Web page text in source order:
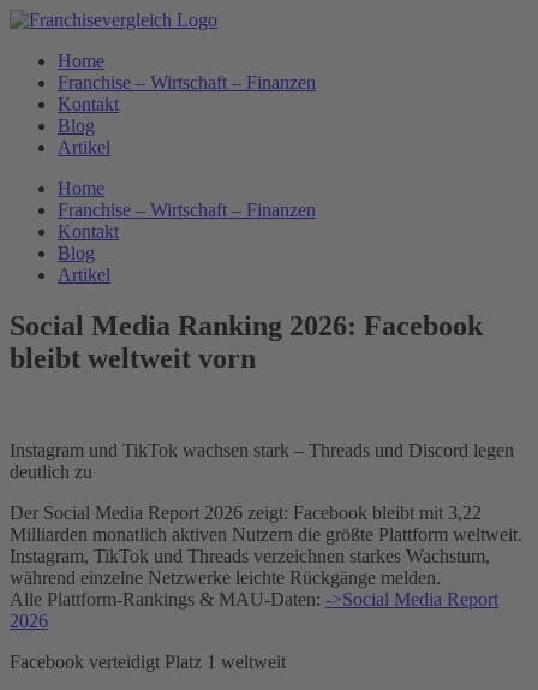
Zum
springenHome
Franchise – Wirtschaft – Finanzen
Kontakt
Blog
Artikel
Home
Franchise – Wirtschaft – Finanzen
Kontakt
Blog
Artikel
Social Media Ranking 2026: Facebook
bleibt weltweit vorn
Instagram und TikTok wachsen stark – Threads und Discord legen
deutlich zu
Der Social Media Report 2026 zeigt: Facebook bleibt mit 3,22
Milliarden monatlich aktiven Nutzern die größte Plattform weltweit.
Instagram, TikTok und Threads verzeichnen starkes Wachstum,
während einzelne Netzwerke leichte Rückgänge melden.
Alle Plattform-Rankings & MAU-Daten: ->Social Media Report
2026
Facebook verteidigt Platz 1 weltweit